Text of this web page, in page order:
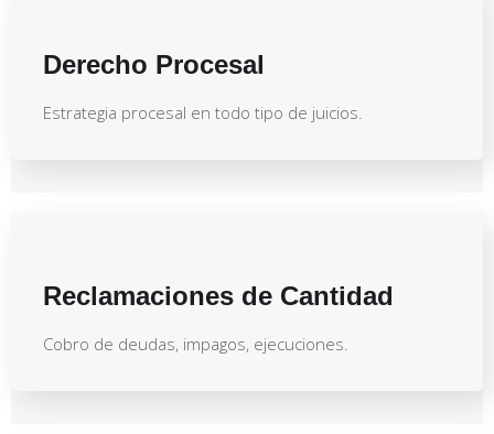
Derecho Procesal
Estrategia procesal en todo tipo de juicios.
Reclamaciones de Cantidad
Cobro de deudas, impagos, ejecuciones.